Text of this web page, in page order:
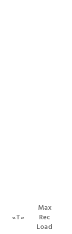
«T»
Max
Rec
Load